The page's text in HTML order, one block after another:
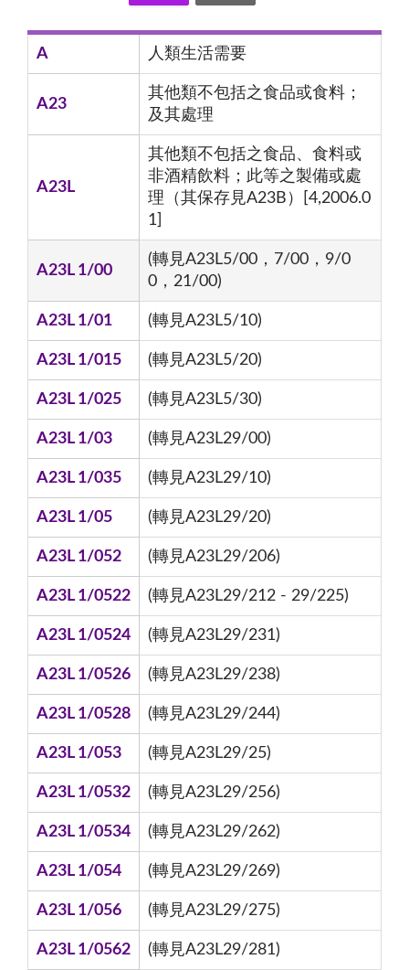
A 人類生活需要
A23
其他類不包括之食品或食料；
及其處理
A23L
其他類不包括之食品、食料或
非酒精飲料；此等之製備或處
理（其保存見A23B）[4,2006.0
1]
A23L 1/00
(轉見A23L5/00，7/00，9/0
0，21/00)
A23L 1/01 (轉見A23L5/10)
A23L 1/015 (轉見A23L5/20)
A23L 1/025 (轉見A23L5/30)
A23L 1/03 (轉見A23L29/00)
A23L 1/035 (轉見A23L29/10)
A23L 1/05 (轉見A23L29/20)
A23L 1/052 (轉見A23L29/206)
A23L 1/0522 (轉見A23L29/212 - 29/225)
A23L 1/0524 (轉見A23L29/231)
A23L 1/0526 (轉見A23L29/238)
A23L 1/0528 (轉見A23L29/244)
A23L 1/053 (轉見A23L29/25)
A23L 1/0532 (轉見A23L29/256)
A23L 1/0534 (轉見A23L29/262)
A23L 1/054 (轉見A23L29/269)
A23L 1/056 (轉見A23L29/275)
A23L 1/0562 (轉見A23L29/281)